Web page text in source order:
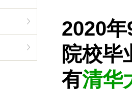
2020
院校毕
有清华